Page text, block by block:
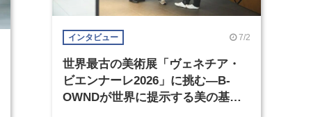
インタビュー 7/2
世界最古の美術展「ヴェネチア・
ビエンナーレ2026」に挑む―B-
OWNDが世界に提示する美の基準